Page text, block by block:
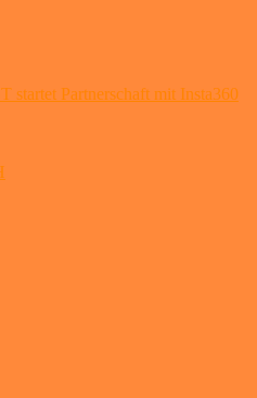
startet Partnerschaft mit Insta360